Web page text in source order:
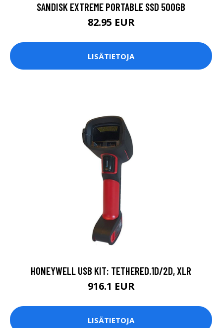
SANDISK EXTREME PORTABLE SSD 500GB
82.95 EUR
LISÄTIETOJA
HONEYWELL USB KIT: TETHERED.1D/2D, XLR
916.1 EUR
LISÄTIETOJA